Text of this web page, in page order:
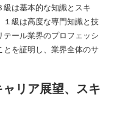
は基本的な知識とスキ
級は高度な専門知識と技
ール業界のプロフェッシ
とを証明し、業界全体のサ
リア展望、スキ